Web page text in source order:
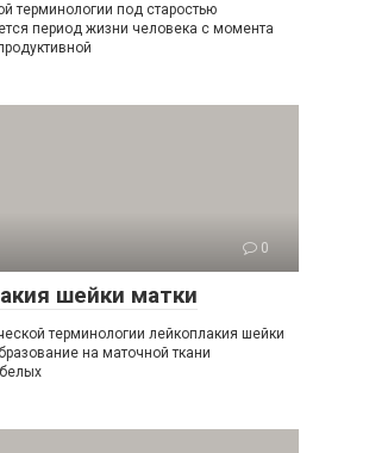
терминологии под старостью
период жизни человека с момента
0
шейки матки
терминологии лейкоплакия шейки
на маточной ткани